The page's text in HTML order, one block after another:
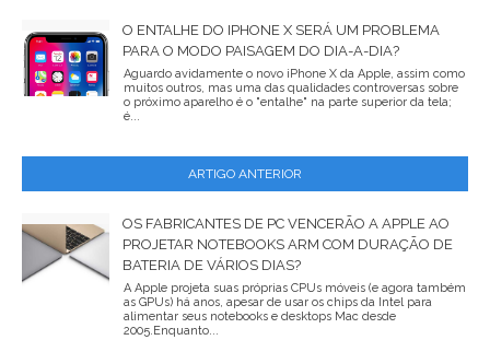
O ENTALHE DO IPHONE X SERÁ UM PROBLEMA
PARA O MODO PAISAGEM DO DIA-A-DIA?
Aguardo avidamente o novo iPhone X da Apple, assim como
muitos outros, mas uma das qualidades controversas sobre
o próximo aparelho é o "entalhe" na parte superior da tela;
é...
ARTIGO ANTERIOR
OS FABRICANTES DE PC VENCERÃO A APPLE AO
PROJETAR NOTEBOOKS ARM COM DURAÇÃO DE
BATERIA DE VÁRIOS DIAS?
A Apple projeta suas próprias CPUs móveis (e agora também
as GPUs) há anos, apesar de usar os chips da Intel para
alimentar seus notebooks e desktops Mac desde
2005.Enquanto...